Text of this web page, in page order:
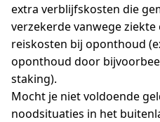
extra verblijfskosten die
verzekerde vanwege ziekte
reiskosten bij oponthoud
oponthoud door
staking).
Mocht je niet voldoende
noodsituaties in het